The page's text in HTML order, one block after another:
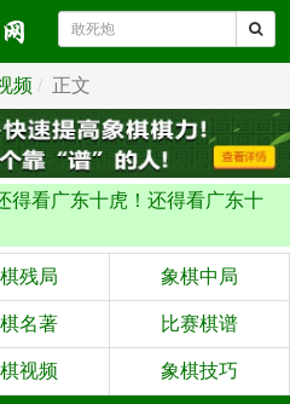
频 正文
得看广东十虎！还得看广东十
残局 象棋中局
名著 比赛棋谱
视频 象棋技巧